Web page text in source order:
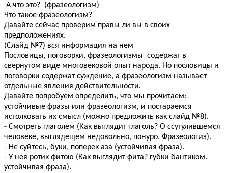
А что это? (фразеологизм)
Что такое фразеологизм?
Давайте сейчас проверим правы ли вы в своих
предположениях.
(Слайд №7) вся информация на нем
Пословицы, поговорки, фразеологизмы содержат в
свернутом виде многовековой опыт народа. Но пословицы и
поговорки содержат суждение, а фразеологизм называет
отдельные явления действительности.
Давайте попробуем определить, что мы прочитаем:
устойчивые фразы или фразеологизм, и постараемся
истолковать их смысл (можно предложить как слайд №8).
- Смотреть глаголем (Как выглядит глаголь? О ссутулившемся
человеке, выглядещем недовольно, понуро. Фразеологиз).
- Не суйтесь, буки, поперек аза (устойчивая фраза).
- У нея ротик фитою (Как выглядит фита? губки бантиком.
устойчивая фраза).